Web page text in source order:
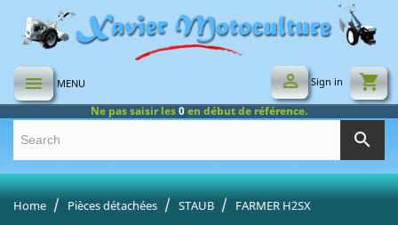
 MENU shopping_cart
 Sign in
search
Ne pas saisir les0en début de référence.
Home Pièces détachées STAUB FARMER H2SX